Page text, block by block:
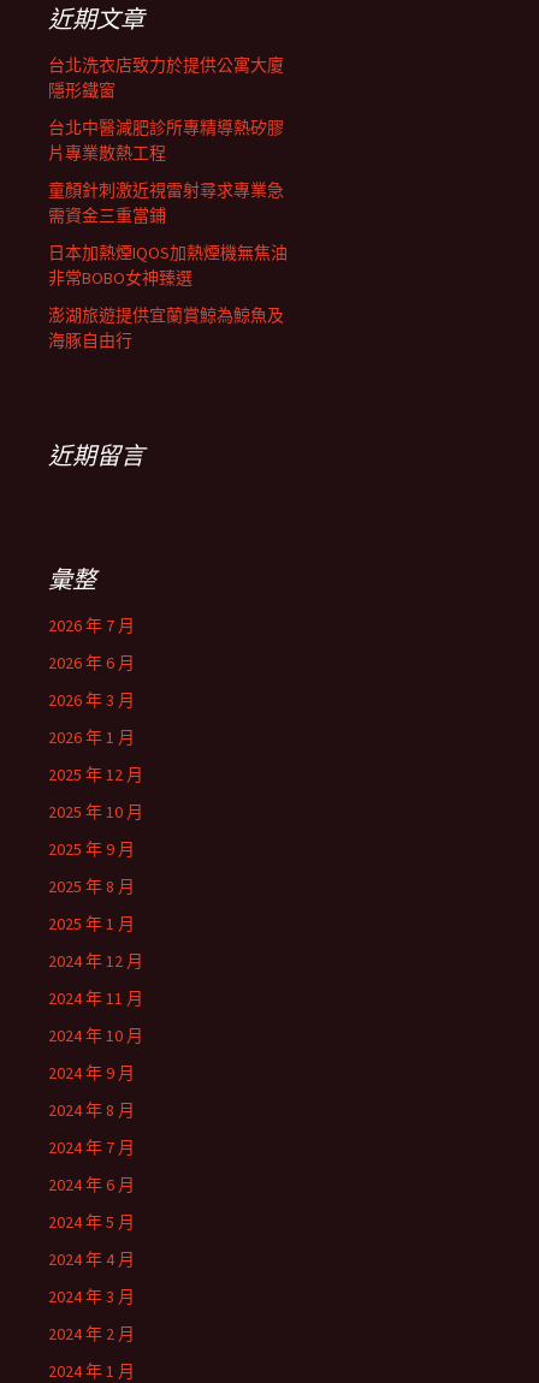
近期文章
台北洗衣店致力於提供公寓大廈
隱形鐵窗
台北中醫減肥診所專精導熱矽膠
片專業散熱工程
童顏針刺激近視雷射尋求專業急
需資金三重當鋪
日本加熱煙IQOS加熱煙機無焦油
非常BOBO女神臻選
澎湖旅遊提供宜蘭賞鯨為鯨魚及
海豚自由行
近期留言
彙整
2026 年 7 月
2026 年 6 月
2026 年 3 月
2026 年 1 月
2025 年 12 月
2025 年 10 月
2025 年 9 月
2025 年 8 月
2025 年 1 月
2024 年 12 月
2024 年 11 月
2024 年 10 月
2024 年 9 月
2024 年 8 月
2024 年 7 月
2024 年 6 月
2024 年 5 月
2024 年 4 月
2024 年 3 月
2024 年 2 月
2024 年 1 月